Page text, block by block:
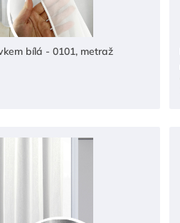
bílá - 0101, metraž